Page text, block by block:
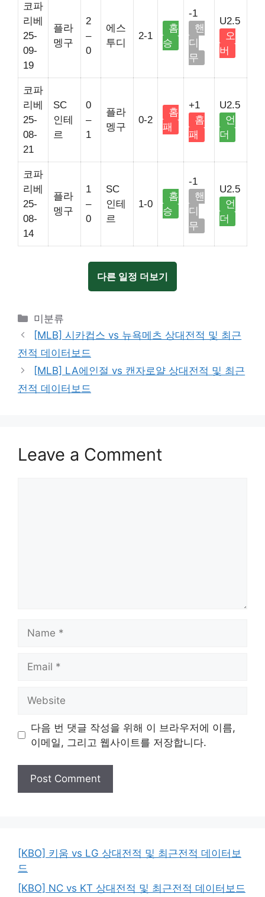
코파
리베
25-
09-
19
플라
멩구
2
–
0
에스
투디
2-1
홈
승
-1
핸
디
무
U2.5
오
버
코파
리베
25-
08-
21
SC
인테
르
0
–
1
플라
멩구
0-2
홈
패
+1
홈
패
U2.5
언
더
코파
리베
25-
08-
14
플라
멩구
1
–
0
SC
인테
르
1-0
홈
승
-1
핸
디
무
U2.5
언
더
다른 일정 더보기
Categories
미분류
[MLB] 시카컵스 vs 뉴욕메츠 상대전적 및 최근
전적 데이터보드
[MLB] LA에인절 vs 캔자로얄 상대전적 및 최근
전적 데이터보드
Leave a Comment
다음 번 댓글 작성을 위해 이 브라우저에 이름,
이메일, 그리고 웹사이트를 저장합니다.
[KBO] 키움 vs LG 상대전적 및 최근전적 데이터보
드
[KBO] NC vs KT 상대전적 및 최근전적 데이터보드